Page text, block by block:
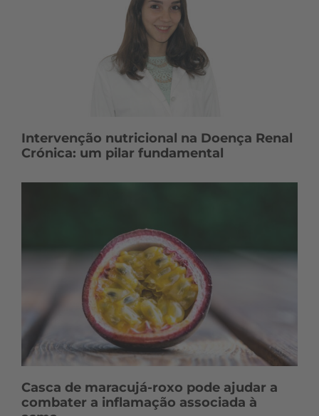
Intervenção nutricional na Doença Renal
Crónica: um pilar fundamental
Casca de maracujá-roxo pode ajudar a
combater a inflamação associada à